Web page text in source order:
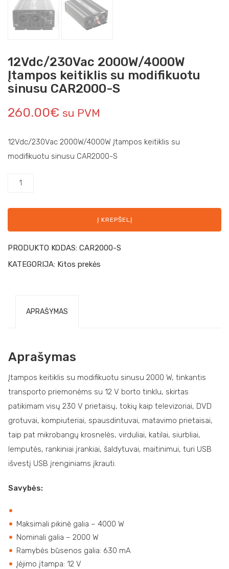
12Vdc/230Vac 2000W/4000W
Įtampos keitiklis su modifikuotu
sinusu CAR2000-S
260.00€ su PVM
12Vdc/230Vac 2000W/4000W Įtampos keitiklis su
modifikuotu sinusu CAR2000-S
Į KREPŠELĮ
PRODUKTO KODAS: CAR2000-S
KATEGORIJA: Kitos prekės
APRAŠYMAS
Aprašymas
Įtampos keitiklis su modifikuotu sinusu 2000 W, tinkantis
transporto priemonėms su 12 V borto tinklu, skirtas
patikimam visų 230 V prietaisų, tokių kaip televizoriai, DVD
grotuvai, kompiuteriai, spausdintuvai, matavimo prietaisai,
taip pat mikrobangų krosnelės, virduliai, katilai, siurbliai,
lemputės, rankiniai įrankiai, šaldytuvai, maitinimui, turi USB
išvestį USB įrenginiams įkrauti.
Savybės:
Maksimali pikinė galia – 4000 W
Nominali galia – 2000 W
Ramybės būsenos galia: 630 mA
Įėjimo įtampa: 12 V